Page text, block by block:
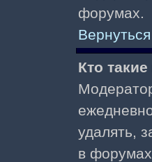
форумах.
Кто
удалять,
в